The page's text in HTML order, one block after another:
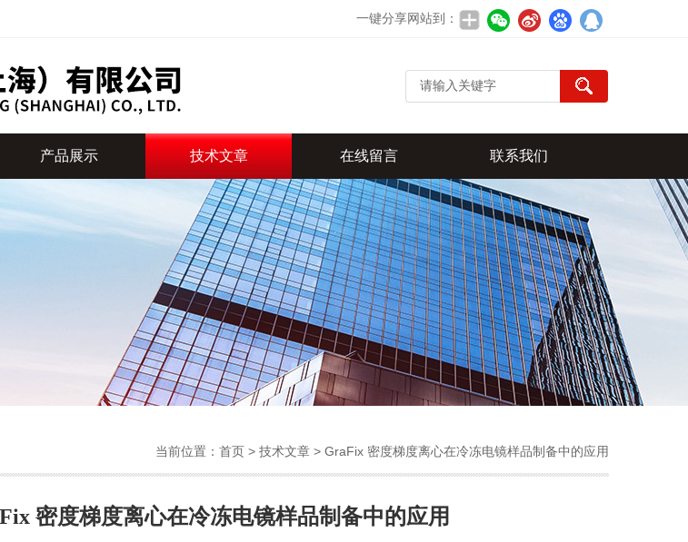
一键分享网站到：
产品展示 技术文章 在线留言 联系我们
当前位置： 首页 > 技术文章 > GraFix 密度梯度离心在冷冻电镜样品制备中的应用
密度梯度离心在冷冻电镜样品制备中的应用